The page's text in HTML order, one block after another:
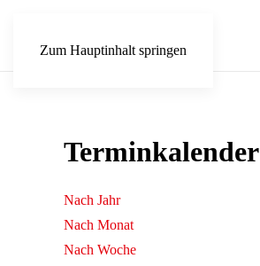
Zum Hauptinhalt springen
Terminkalender
Nach Jahr
Nach Monat
Nach Woche